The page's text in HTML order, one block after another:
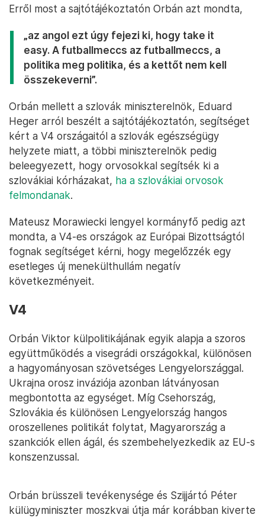
Erről most a sajtótájékoztatón Orbán azt mondta,
„az angol ezt úgy fejezi ki, hogy take it
easy. A futballmeccs az futballmeccs, a
politika meg politika, és a kettőt nem kell
összekeverni”.
Orbán mellett a szlovák miniszterelnök, Eduard
Heger arról beszélt a sajtótájékoztatón, segítséget
kért a V4 országaitól a szlovák egészségügy
helyzete miatt, a többi miniszterelnök pedig
beleegyezett, hogy orvosokkal segítsék ki a
szlovákiai kórházakat, ha a szlovákiai orvosok
felmondanak.
Mateusz Morawiecki lengyel kormányfő pedig azt
mondta, a V4-es országok az Európai Bizottságtól
fognak segítséget kérni, hogy megelőzzék egy
esetleges új menekülthullám negatív
következményeit.
V4
Orbán Viktor külpolitikájának egyik alapja a szoros
együttműködés a visegrádi országokkal, különösen
a hagyományosan szövetséges Lengyelországgal.
Ukrajna orosz inváziója azonban látványosan
megbontotta az egységet. Míg Csehország,
Szlovákia és különösen Lengyelország hangos
oroszellenes politikát folytat, Magyarország a
szankciók ellen ágál, és szembehelyezkedik az EU-s
konszenzussal.
Orbán brüsszeli tevékenysége és Szijjártó Péter
külügyminiszter moszkvai útja már korábban kiverte